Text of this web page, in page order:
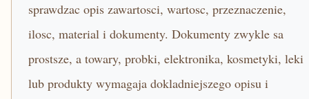
sprawdzac opis zawartosci, wartosc, przeznaczenie,
ilosc, material i dokumenty. Dokumenty zwykle sa
prostsze, a towary, probki, elektronika, kosmetyki, leki
lub produkty wymagaja dokladniejszego opisu i